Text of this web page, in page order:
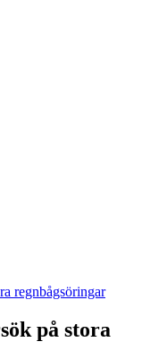
regnbågsöringar
på stora